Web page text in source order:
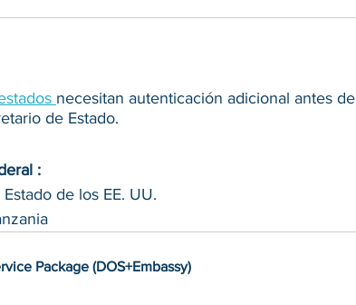
necesitan autenticación adicional antes de
de Estado.
:
de los EE. UU.
Package (DOS+Embassy)